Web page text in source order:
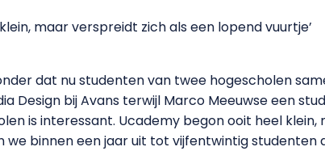
maar verspreidt zich als een lopend vuurtje’
dat nu studenten van twee hogescholen
Design bij Avans terwijl Marco Meeuwse een
is interessant. Ucademy begon ooit heel
we binnen een jaar uit tot vijfentwintig studenten